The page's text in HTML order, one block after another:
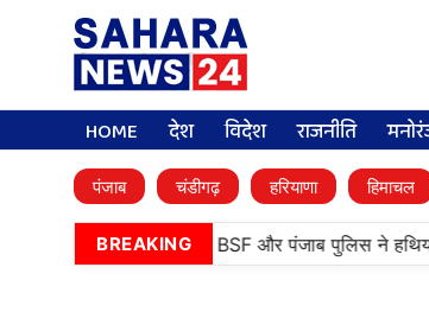
HOME देश विदेश राजनीति
पंजाब चंडीगढ़ हरियाणा हिमाचल
BREAKING
तरनतारन में बड़ी कामयाबी, BSF और पंजाब पुलिस ने